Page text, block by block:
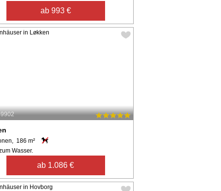
ab 993 €
186 m²
Wasser.
ab 1.086 €